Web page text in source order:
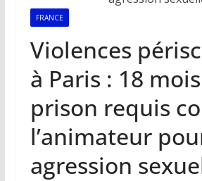
FRANCE
Violences
à Paris : 18
prison requis
l’animateur
agression